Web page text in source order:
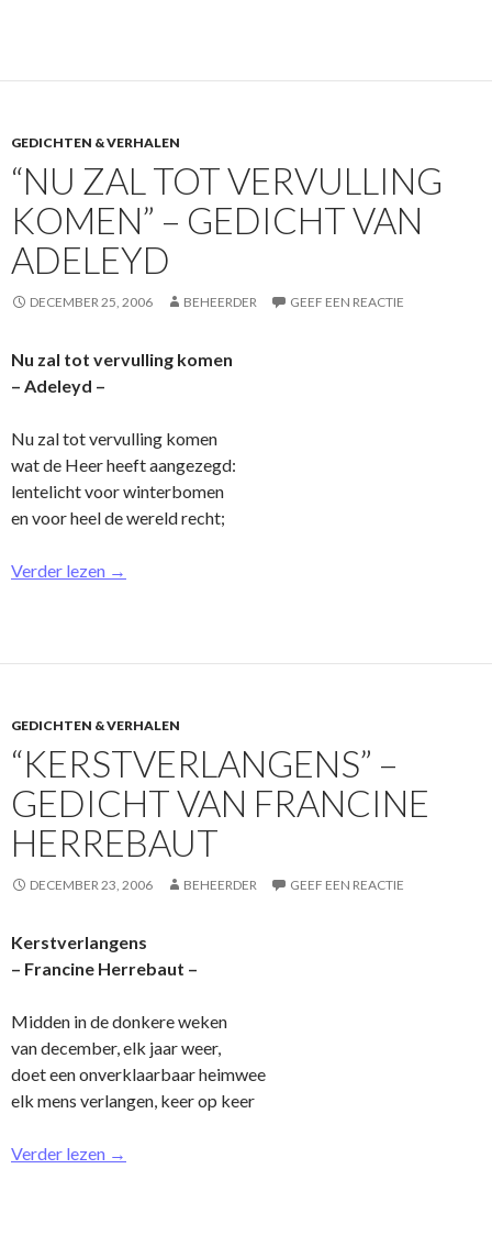
GEDICHTEN & VERHALEN
“NU ZAL TOT VERVULLING
KOMEN” – GEDICHT VAN
ADELEYD
DECEMBER 25, 2006 BEHEERDER GEEF EEN REACTIE
Nu zal tot vervulling komen
– Adeleyd –
Nu zal tot vervulling komen
wat de Heer heeft aangezegd:
lentelicht voor winterbomen
en voor heel de wereld recht;
Verder lezen →
GEDICHTEN & VERHALEN
“KERSTVERLANGENS” –
GEDICHT VAN FRANCINE
HERREBAUT
DECEMBER 23, 2006 BEHEERDER GEEF EEN REACTIE
Kerstverlangens
– Francine Herrebaut –
Midden in de donkere weken
van december, elk jaar weer,
doet een o­nverklaarbaar heimwee
elk mens verlangen, keer op keer
Verder lezen →